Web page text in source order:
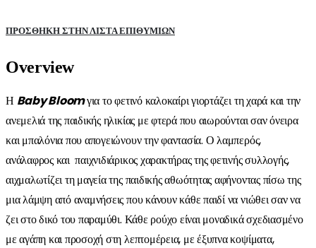
ΠΡΌΣΘΉΚΗ ΣΤΗΝ ΛΊΣΤΑ ΕΠΙΘΥΜΙΏΝ
Overview
Η BabyBloomγια το φετινό καλοκαίρι γιορτάζει τη χαρά και την
ανεμελιά της παιδικής ηλικίας με φτερά που αιωρούνται σαν όνειρα
και μπαλόνια που απογειώνουν την φαντασία. Ο λαμπερός,
ανάλαφρος και παιχνιδιάρικος χαρακτήρας της φετινής συλλογής,
αιχμαλωτίζει τη μαγεία της παιδικής αθωότητας αφήνοντας πίσω της
μια λάμψη από αναμνήσεις που κάνουν κάθε παιδί να νιώθει σαν να
ζει στο δικό του παραμύθι. Κάθε ρούχο είναι μοναδικά σχεδιασμένο
με αγάπη και προσοχή στη λεπτομέρεια, με έξυπνα κοψίματα,